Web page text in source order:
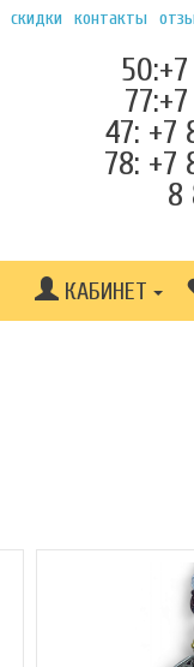
скидки контакты
47: +7
78: +7
8
КАБИНЕТ